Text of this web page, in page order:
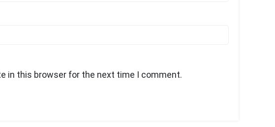
in this browser for the next time I comment.